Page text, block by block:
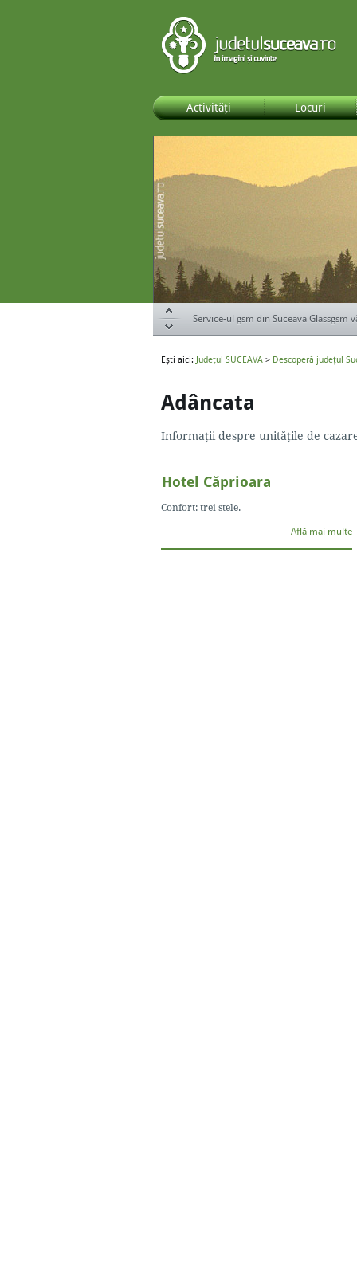
Activități Locuri
Ești aici: Județul SUCEAVA > Descoperă județul
Adâncata
Informații despre unitățile de
Hotel Căprioara
Confort: trei stele.
Află mai multe